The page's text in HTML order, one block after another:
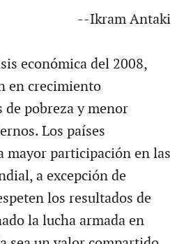
--Ikram Antaki
económica del 2008,
en crecimiento
de pobreza y menor
Los países
mayor participación en las
a excepción de
los resultados de
la lucha armada en